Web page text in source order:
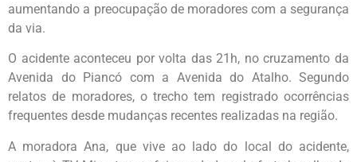
aumentando a preocupação de moradores com a segurança
da via.
O acidente aconteceu por volta das 21h, no cruzamento da
Avenida do Piancó com a Avenida do Atalho. Segundo
relatos de moradores, o trecho tem registrado ocorrências
frequentes desde mudanças recentes realizadas na região.
A moradora Ana, que vive ao lado do local do acidente,